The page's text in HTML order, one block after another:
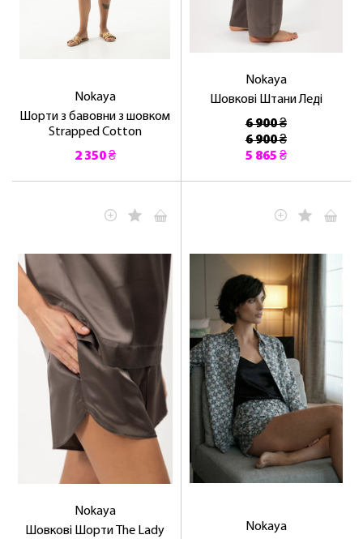
Nokaya
Шорти з бавовни з шовком
Strapped Cotton
2 350 ₴
Nokaya
Шовкові Штани Леді
6 900 ₴
6 900 ₴
5 865 ₴
Nokaya
Шовкові Шорти The Lady
Nokaya